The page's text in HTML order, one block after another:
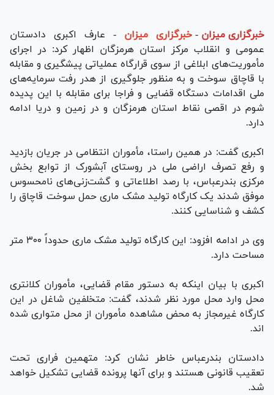
خبرگزاری میزان - خبرگزاری میزان - عارف اکبری دادستان
عمومی و انقلاب مرکز استان هرمزگان اظهار کرد: در اجرای
مأموریت‌های ابلاغی از سوی قرارگاه عملیاتی پیشگیری و مقابله
با قاچاق سوخت و به منظور جلوگیری از هدر رفت سرمایه‌های
ملی اقدامات دستگاه قضایی و فراجا برای مقابله با این پدیده
شوم در اقصی نقاط استان هرمزگان و در زمین و دریا ادامه
دارد.
اکبری گفت: در همین راستا، مأموران انتظامی در جریان بازدید
و رفع تصرف اراضی ملی در روستای آبشورک از توابع بخش
مرکزی بندرعباس، با رصد اطلاعاتی و گشت‌زنی‌های نامحسوس
موفق شدند یک کارگاه تولید مشک ماری حمل سوخت قاچاق را
کشف و شناسایی کنند.
وی در ادامه افزود: این کارگاه تولید مشک ماری حدوداً ۳۰۰ متر
مساحت دارد.
اکبری با بیان اینکه به دستور مقام قضایی، مأموران کلانتری
محل وارد محل مورد نظر شدند، گفت: متخلفین شاغل در این
کارگاه غیرمجاز به محض مشاهده مأموران از محل متواری شده
اند.
دادستان بندرعباس خاطر نشان کرد: متهمین فراری تحت
تعقیب قانونی هستند و برای آنها پرونده قضایی تشکیل خواهد
شد.